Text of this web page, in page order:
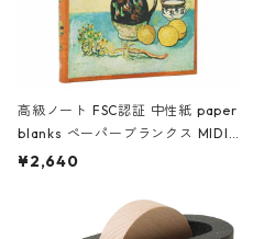
高級ノート FSC認証 中性紙 paper
blanks ペーパーブランクス MIDI
ハードカバー 罫線 ヴァン・ゴッホ
¥2,640